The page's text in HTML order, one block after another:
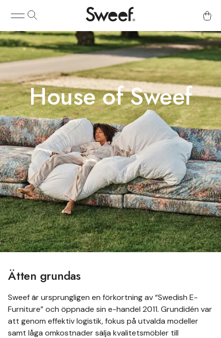
House of Sweef
Ätten grundas
Sweef är ursprungligen en förkortning av “Swedish E-
Furniture” och öppnade sin e-handel 2011. Grundidén var
att genom effektiv logistik, fokus på utvalda modeller
samt låga omkostnader sälja kvalitetsmöbler till